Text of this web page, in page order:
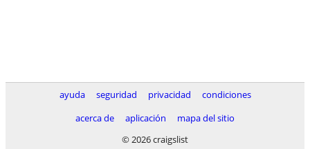
ayuda seguridad privacidad
condiciones
acerca de
aplicación
mapa del sitio
© 2026 craigslist